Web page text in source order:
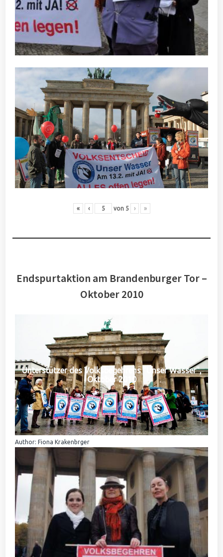
« ‹ von 5 › »
Endspurtaktion am Brandenburger Tor –
Oktober 2010
Unterstützer des Volksbegehrens "Unser Wasser",
Oktober 2010
Author: Fiona Krakenbrger